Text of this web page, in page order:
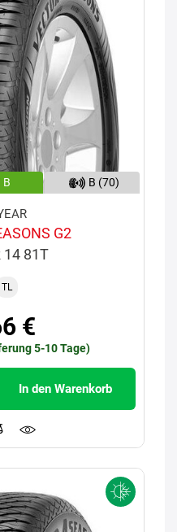
B B (70)
G2
14 81T
TL
€
5-10 Tage)
In den Warenkorb